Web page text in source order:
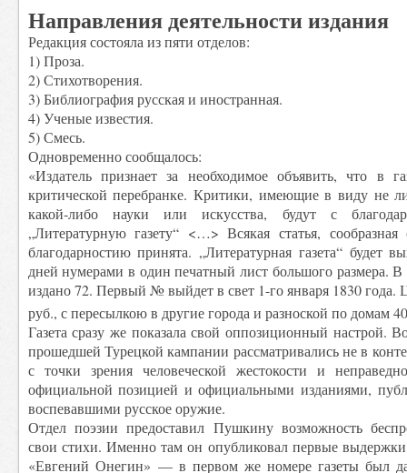
Направления деятельности издания
Редакция состояла из пяти отделов:
1) Проза.
2) Стихотворения.
3) Библиография русская и иностранная.
4) Ученые известия.
5) Смесь.
Одновременно сообщалось:
«Издатель признает за необходимое объявить, что в
критической перебранке. Критики, имеющие в виду не
какой-либо науки или искусства, будут с
„Литературную газету“ <…> Всякая статья,
благодарностию принята. „Литературная газета“ будет
дней нумерами в один печатный лист большого размера.
издано 72. Первый № выйдет в свет 1-го января 1830 года.
руб., с пересылкою в другие города и разноской по домам
Газета сразу же показала свой оппозиционный настрой.
прошедшей Турецкой кампании рассматривались не в
с точки зрения человеческой жестокости и
официальной позицией и официальными изданиями,
воспевавшими русское оружие.
Отдел поэзии предоставил Пушкину возможность
свои стихи. Именно там он опубликовал первые выдержки
«Евгений Онегин» — в первом же номере газеты был